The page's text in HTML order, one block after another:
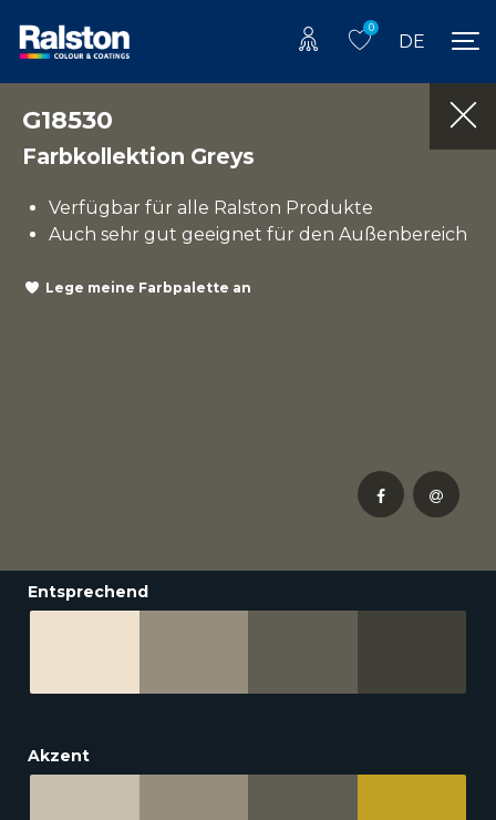
0
DE
G18530
Farbkollektion Greys
Verfügbar für alle Ralston Produkte
Auch sehr gut geeignet für den Außenbereich
Lege meine Farbpalette an
Entsprechend
Akzent